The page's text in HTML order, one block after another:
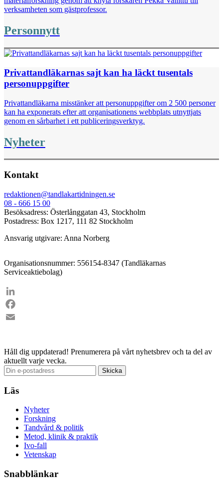
verksamheten som gästprofessor.
Personnytt
Privattandläkarnas sajt kan ha läckt tusentals
personuppgifter
Privattandläkarna misstänker att personuppgifter om 2 500 personer
kan ha exponerats efter att organisationens webbplats utnyttjats
genom en sårbarhet i ett publiceringsverktyg.
Nyheter
Kontakt
redaktionen@tandlakartidningen.se
08 - 666 15 00
Besöksadress: Österlånggatan 43, Stockholm
Postadress: Box 1217, 111 82 Stockholm
Ansvarig utgivare: Anna Norberg
Organisationsnummer: 556154-8347 (Tandläkarnas
Serviceaktiebolag)
LinkedIn
Facebook
Håll dig uppdaterad! Prenumerera på vårt nyhetsbrev och ta del av
aktuellt varje vecka.
Läs
Nyheter
Forskning
Tandvård & politik
Metod, klinik & praktik
Ivo-fall
Vetenskap
Snabblänkar